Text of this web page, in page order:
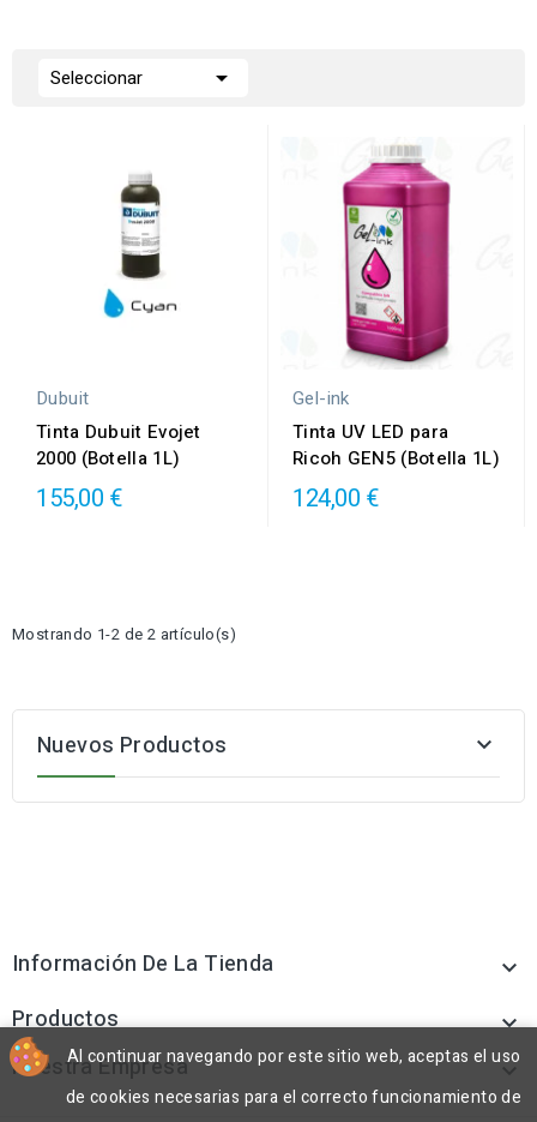
Seleccionar 
Dubuit
Tinta Dubuit Evojet
2000 (Botella 1L)
155,00 €
Gel-ink
Tinta UV LED para
Ricoh GEN5 (Botella 1L)
124,00 €
Mostrando 1-2 de 2 artículo(s)
Nuevos Productos 
Información De La Tienda 
Productos 
Nuestra Empresa 
Al continuar navegando por este sitio web, aceptas el uso
de cookies necesarias para el correcto funcionamiento de